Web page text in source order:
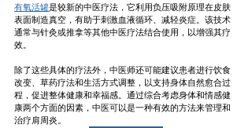
有氧活罐是较新的中医疗法，它利用负压吸附原理在皮肤
表面制造真空，有助于刺激血液循环、减轻炎症。该技术
通常与针灸或推拿等其他中医疗法结合使用，以增强其疗
效。
除了这些具体的疗法外，中医师还可能建议患者进行饮食
改变、草药疗法和生活方式调整，以支持身体自然愈合过
程，促进整体健康和幸福感。通过综合考虑身体和情感健
康两个方面的因素，中医可以是一种有效的方法来管理和
治疗肩周炎。